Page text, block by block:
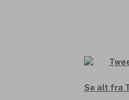
Se alt fra